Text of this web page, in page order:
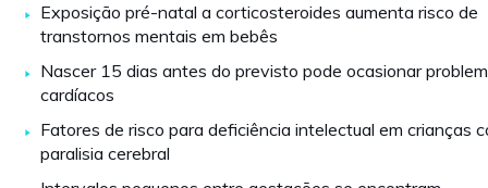
Exposição pré-natal a corticosteroides aumenta risco de
transtornos mentais em bebês
Nascer 15 dias antes do previsto pode ocasionar
cardíacos
Fatores de risco para deficiência intelectual em crianças
paralisia cerebral